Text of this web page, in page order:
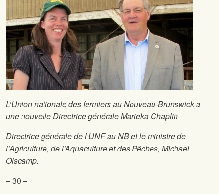
L’Union nationale des fermiers au Nouveau-Brunswick a
une nouvelle Directrice générale Marieka Chaplin
Directrice générale de l’UNF au NB et le ministre de
l'Agriculture, de l'Aquaculture et des Pêches, Michael
Olscamp.
– 30 –